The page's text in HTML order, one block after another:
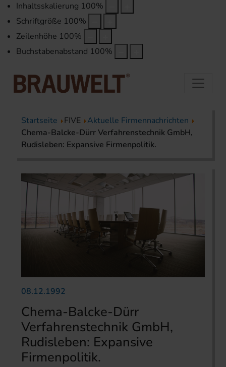
Inhaltsskalierung 100%
Schriftgröße 100%
Zeilenhöhe 100%
Buchstabenabstand 100%
Startseite FIVE
Aktuelle Firmennachrichten
Chema-Balcke-Dürr Verfahrenstechnik GmbH,
Rudisleben: Expansive Firmenpolitik.
08.12.1992
Chema-Balcke-Dürr
Verfahrenstechnik GmbH,
Rudisleben: Expansive
Firmenpolitik.